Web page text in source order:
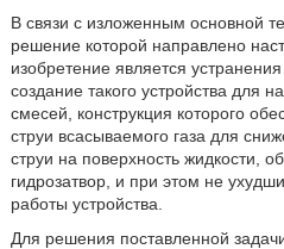
В связи с изложенным основной
решение которой направлено
изобретение является
создание такого устройства для
смесей, конструкция которого
струи всасываемого газа для
струи на поверхность жидкости,
гидрозатвор, и при этом не
работы устройства.
Для решения поставленной